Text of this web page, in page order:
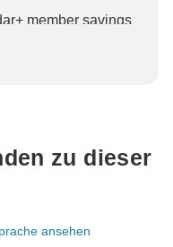
member savings
sicherzustellen,
zu dieser
ansehen